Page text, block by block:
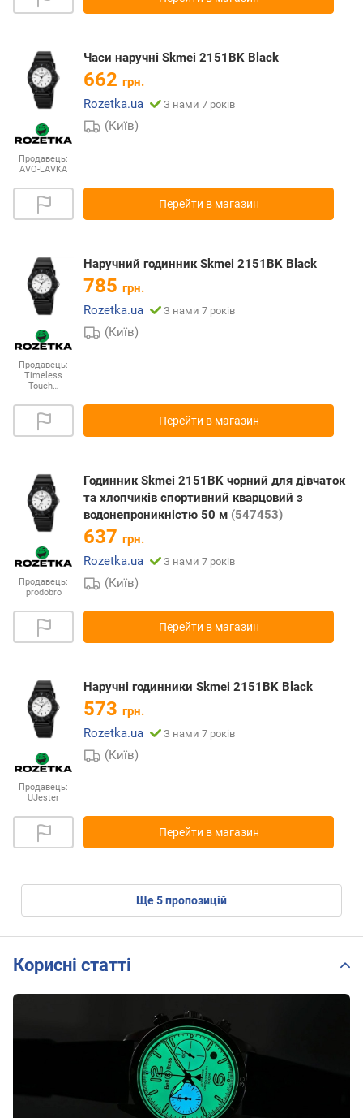
Продавець:
AVO-LAVKA
Часи наручні Skmei 2151BK Black
662 грн.
Rozetka.ua
З нами 7 років
(Київ)
Перейти в магазин
Продавець:
Timeless
Touch…
Наручний годинник Skmei 2151BK Black
785 грн.
Rozetka.ua
З нами 7 років
(Київ)
Перейти в магазин
Продавець:
prodobro
Годинник Skmei 2151BK чорний для дівчаток
та хлопчиків спортивний кварцовий з
водонепроникністю 50 м (547453)
637 грн.
Rozetka.ua
З нами 7 років
(Київ)
Перейти в магазин
Продавець:
UJester
Наручні годинники Skmei 2151BK Black
573 грн.
Rozetka.ua
З нами 7 років
(Київ)
Перейти в магазин
ще5пропозицій
Корисні статті